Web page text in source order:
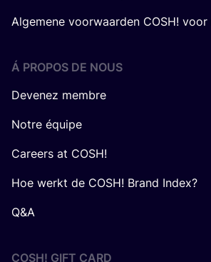
Algemene voorwaarden COSH!
Á PROPOS DE NOUS
Devenez membre
Notre équipe
Careers at COSH!
Hoe werkt de COSH! Brand Index?
Q&A
COSH! GIFT CARD